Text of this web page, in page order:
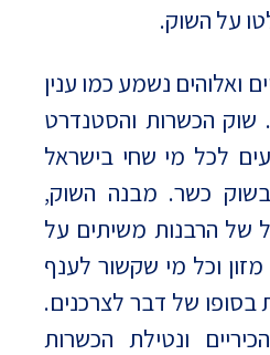
על השוק.
ואלוהים נשמע כמו ענין
הכשרות והסטנדרט
לכל מי שחי בישראל
כשר. מבנה השוק,
של הרבנות משיתים על
מזון וכל מי שקשור לענף
בסופו של דבר לצרכנים.
ונטילת הכשרות